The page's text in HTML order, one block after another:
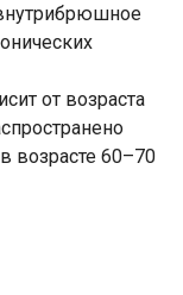
от возраста
возрасте 60–70